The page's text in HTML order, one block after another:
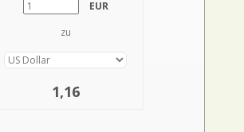
EUR
zu
1,16